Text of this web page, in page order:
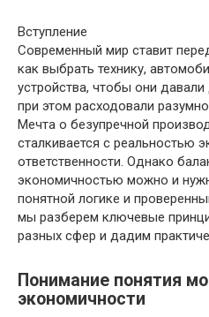
Вступление
Современный мир ставит
как выбрать технику,
устройства, чтобы они
при этом расходовали
Мечта о безупречной
сталкивается с реальностью
ответственности. Однако
экономичностью можно и
понятной логике и
мы разберем ключевые
разных сфер и дадим
Понимание понятия
экономичности